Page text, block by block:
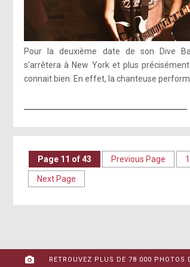
Pour la deuxième date de son Dive
s'arrêtera à New York et plus
connait bien. En effet, la chanteuse
Page 11 of 43 Previous Page 1
Next Page
RETROUVEZ PLUS DE 78 000 PHOTOS